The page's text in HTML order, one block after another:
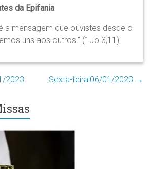
da Epifania
a mensagem que ouvistes desde o
uns aos outros.” (1Jo 3,11)
2023 Sexta-feira|06/01/2023 →